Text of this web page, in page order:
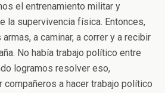
el entrenamiento militar y
la supervivencia física. Entonces,
a caminar, a correr y a recibir
No había trabajo político entre
logramos resolver eso,
compañeros a hacer trabajo político